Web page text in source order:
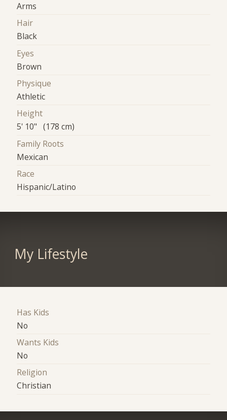
Arms
Hair
Black
Eyes
Brown
Physique
Athletic
Height
5' 10" (178 cm)
Family Roots
Mexican
Race
Hispanic/Latino
My Lifestyle
Has Kids
No
Wants Kids
No
Religion
Christian